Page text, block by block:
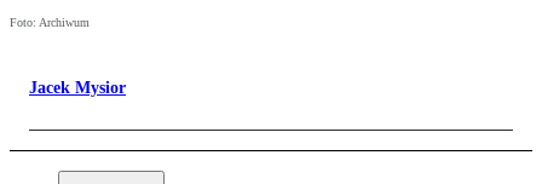
Foto: Archiwum
Jacek Mysior